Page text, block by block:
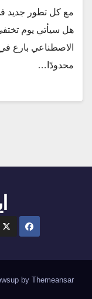
مع كل تطور جديد
هل سيأتي يوم
الاصطناعي بارع
محدودًا…
by Themeansar